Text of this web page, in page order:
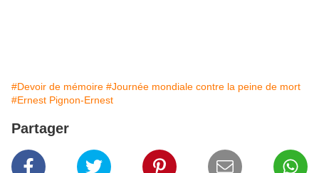
#Devoir de mémoire #Journée mondiale contre la peine de mort
#Ernest Pignon-Ernest
Partager